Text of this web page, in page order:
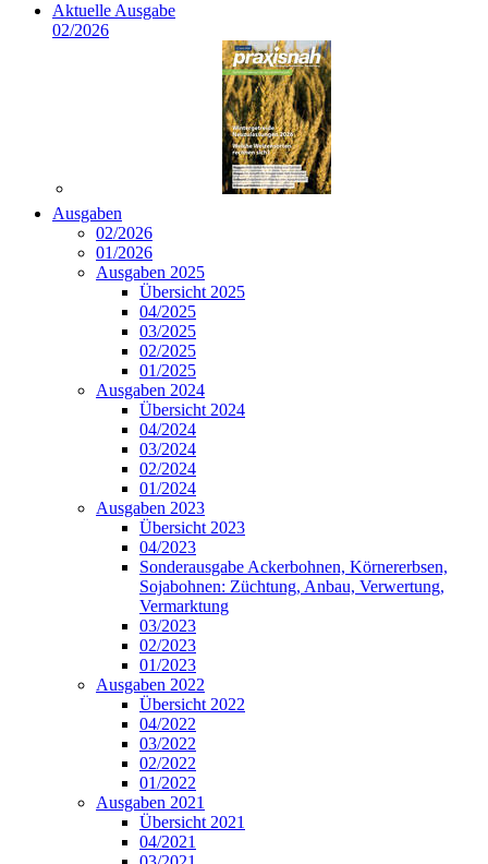
Aktuelle Ausgabe
02/2026
Ausgaben
02/2026
01/2026
Ausgaben 2025
Übersicht 2025
04/2025
03/2025
02/2025
01/2025
Ausgaben 2024
Übersicht 2024
04/2024
03/2024
02/2024
01/2024
Ausgaben 2023
Übersicht 2023
04/2023
Sonderausgabe Ackerbohnen, Körnererbsen,
Sojabohnen: Züchtung, Anbau, Verwertung,
Vermarktung
03/2023
02/2023
01/2023
Ausgaben 2022
Übersicht 2022
04/2022
03/2022
02/2022
01/2022
Ausgaben 2021
Übersicht 2021
04/2021